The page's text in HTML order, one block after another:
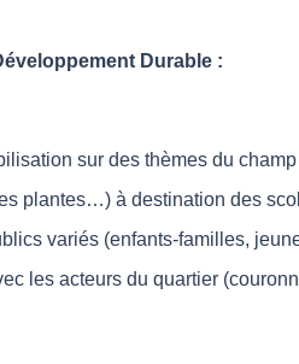
Durable :
sur des thèmes du
plantes…) à destination des
variés (enfants-familles,
les acteurs du quartier